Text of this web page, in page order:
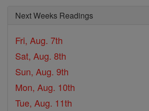
Next Weeks Readings
Fri, Aug. 7th
Sat, Aug. 8th
Sun, Aug. 9th
Mon, Aug. 10th
Tue, Aug. 11th